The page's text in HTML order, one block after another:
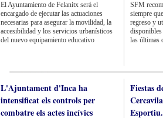
El Ayuntamiento de Felanitx será el
encargado de ejecutar las actuaciones
necesarias para asegurar la movilidad, la
accesibilidad y los servicios urbanísticos
del nuevo equipamiento educativo
SFM
siempre
regreso y
disponibles
las últimas
L'Ajuntament d'Inca ha
intensificat els controls per
combatre els actes incívics
Fiestas